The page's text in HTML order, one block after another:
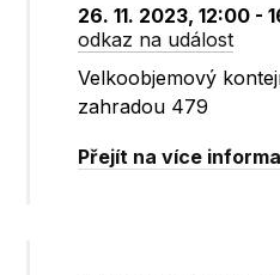
26. 11. 2023, 12:00 -
odkaz na událost
Velkoobjemový
zahradou 479
Přejít na více